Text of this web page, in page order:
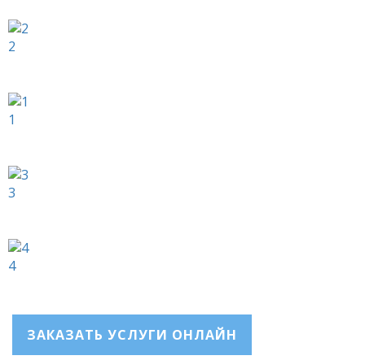
2
1
3
4
ЗАКАЗАТЬ УСЛУГИ ОНЛАЙН